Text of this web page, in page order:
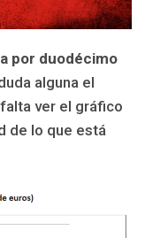
por duodécimo
alguna el
ver el gráfico
de lo que está